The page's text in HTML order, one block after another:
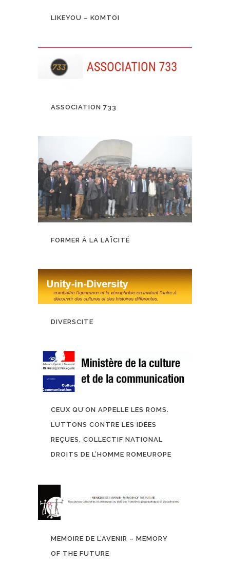
LIKEYOU – KOMTOI
ASSOCIATION 733
FORMER À LA LAÏCITÉ
DIVERSCITE
CEUX QU’ON APPELLE LES ROMS.
LUTTONS CONTRE LES IDÉES
REÇUES, COLLECTIF NATIONAL
DROITS DE L’HOMME ROMEUROPE
MEMOIRE DE L’AVENIR – MEMORY
OF THE FUTURE